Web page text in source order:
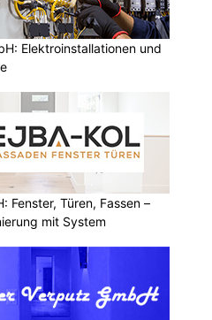
Elektroinstallationen und
Fenster, Türen, Fassen –
mit System